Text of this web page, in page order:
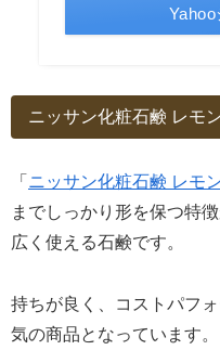
ニッサン化粧石鹸 レモ
「 ニッサン化粧石鹸 レモ
までしっかり形を保つ特
広く使える石鹸です。
持ちが良く、コストパフ
気の商品となっています。